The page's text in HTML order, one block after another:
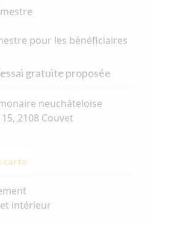
pour les bénéficiaires
gratuite proposée
neuchâteloise
2108 Couvet
carte
intérieur